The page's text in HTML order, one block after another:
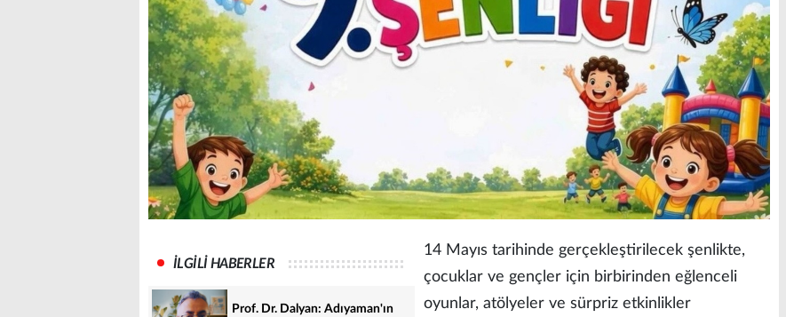
İLGİLİ HABERLER
Prof. Dr. Dalyan: Adıyaman'ın
14 Mayıs tarihinde gerçekleştirilecek şenlikte,
çocuklar ve gençler için birbirinden eğlenceli
oyunlar, atölyeler ve sürpriz etkinlikler